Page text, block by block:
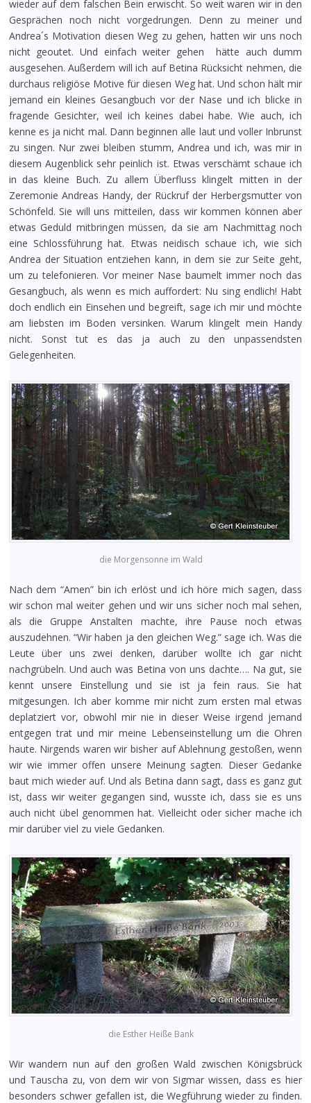
wieder auf dem falschen Bein erwischt. So weit waren wir in den
Gesprächen noch nicht vorgedrungen. Denn zu meiner und
Andrea´s Motivation diesen Weg zu gehen, hatten wir uns noch
nicht geoutet. Und einfach weiter gehen hätte auch dumm
ausgesehen. Außerdem will ich auf Betina Rücksicht nehmen, die
durchaus religiöse Motive für diesen Weg hat. Und schon hält mir
jemand ein kleines Gesangbuch vor der Nase und ich blicke in
fragende Gesichter, weil ich keines dabei habe. Wie auch, ich
kenne es ja nicht mal. Dann beginnen alle laut und voller Inbrunst
zu singen. Nur zwei bleiben stumm, Andrea und ich, was mir in
diesem Augenblick sehr peinlich ist. Etwas verschämt schaue ich
in das kleine Buch. Zu allem Überfluss klingelt mitten in der
Zeremonie Andreas Handy, der Rückruf der Herbergsmutter von
Schönfeld. Sie will uns mitteilen, dass wir kommen können aber
etwas Geduld mitbringen müssen, da sie am Nachmittag noch
eine Schlossführung hat. Etwas neidisch schaue ich, wie sich
Andrea der Situation entziehen kann, in dem sie zur Seite geht,
um zu telefonieren. Vor meiner Nase baumelt immer noch das
Gesangbuch, als wenn es mich auffordert: Nu sing endlich! Habt
doch endlich ein Einsehen und begreift, sage ich mir und möchte
am liebsten im Boden versinken. Warum klingelt mein Handy
nicht. Sonst tut es das ja auch zu den unpassendsten
Gelegenheiten.
die Morgensonne im Wald
Nach dem “Amen” bin ich erlöst und ich höre mich sagen, dass
wir schon mal weiter gehen und wir uns sicher noch mal sehen,
als die Gruppe Anstalten machte, ihre Pause noch etwas
auszudehnen. “Wir haben ja den gleichen Weg.” sage ich. Was die
Leute über uns zwei denken, darüber wollte ich gar nicht
nachgrübeln. Und auch was Betina von uns dachte…. Na gut, sie
kennt unsere Einstellung und sie ist ja fein raus. Sie hat
mitgesungen. Ich aber komme mir nicht zum ersten mal etwas
deplatziert vor, obwohl mir nie in dieser Weise irgend jemand
entgegen trat und mir meine Lebenseinstellung um die Ohren
haute. Nirgends waren wir bisher auf Ablehnung gestoßen, wenn
wir wie immer offen unsere Meinung sagten. Dieser Gedanke
baut mich wieder auf. Und als Betina dann sagt, dass es ganz gut
ist, dass wir weiter gegangen sind, wusste ich, dass sie es uns
auch nicht übel genommen hat. Vielleicht oder sicher mache ich
mir darüber viel zu viele Gedanken.
die Esther Heiße Bank
Wir wandern nun auf den großen Wald zwischen Königsbrück
und Tauscha zu, von dem wir von Sigmar wissen, dass es hier
besonders schwer gefallen ist, die Wegführung wieder zu finden.